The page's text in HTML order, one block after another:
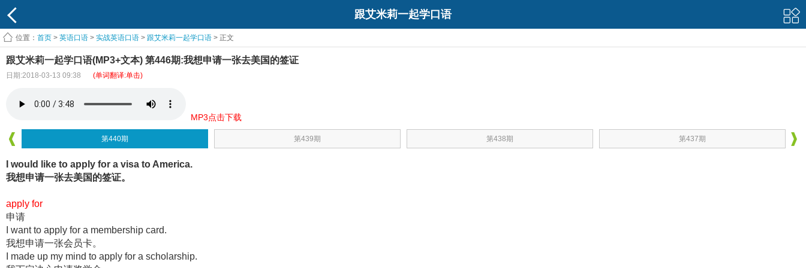
跟艾米莉一起学口语
位置： 首页 > 英语口语 > 实战英语口语 > 跟艾米莉一起学口语 > 正文
跟艾米莉一起学口语(MP3+文本) 第446期:我想申请一张去美国的签证
日期:2018-03-13 09:38 (单词翻译:单击)
MP3点击下载
第440期 第439期 第438期 第437期
I would like to apply for a visa to America.
我想申请一张去美国的签证。
apply for
申请
I want to apply for a membership card.
我想申请一张会员卡。
I made up my mind to apply for a scholarship.